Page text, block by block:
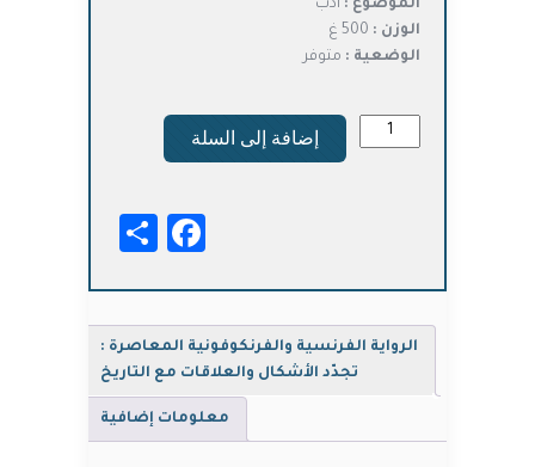
الموضوع : أدب
الوزن :
الوضعية : متوفر
إضافة إلى السلة
Facebook
الرواية الفرنسية والفرنكوفونية المعاصرة :
تجدّد الأشكال والعلاقات مع التاريخ
معلومات إضافية